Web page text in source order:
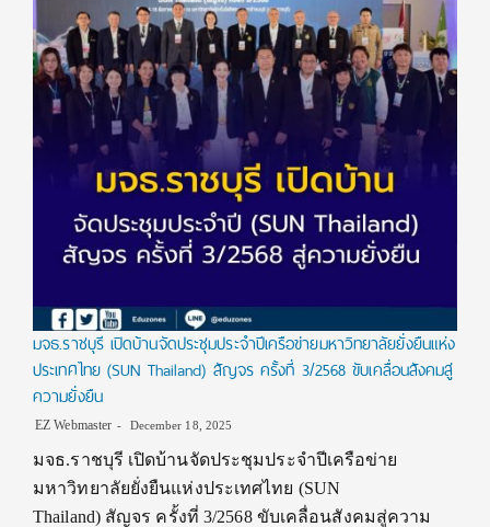
มจธ.ราชบุรี เปิดบ้านจัดประชุมประจำปีเครือข่ายมหาวิทยาลัยยั่งยืนแห่ง
ประเทศไทย (SUN Thailand) สัญจร ครั้งที่ 3/2568 ขับเคลื่อนสังคมสู่
ความยั่งยืน
EZ Webmaster December 18, 2025
มจธ.ราชบุรี เปิดบ้านจัดประชุมประจำปีเครือข่าย
มหาวิทยาลัยยั่งยืนแห่งประเทศไทย (SUN
Thailand) สัญจร ครั้งที่ 3/2568 ขับเคลื่อนสังคมสู่ความ